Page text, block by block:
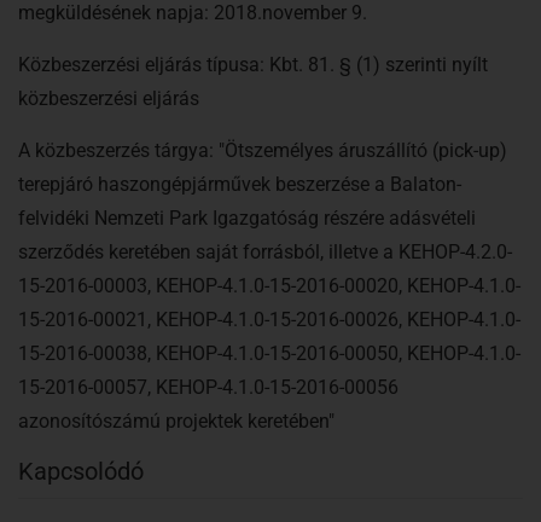
megküldésének napja: 2018.november 9.
Közbeszerzési eljárás típusa: Kbt. 81. § (1) szerinti nyílt
közbeszerzési eljárás
A közbeszerzés tárgya: "Ötszemélyes áruszállító (pick-up)
terepjáró haszongépjárművek beszerzése a Balaton-
felvidéki Nemzeti Park Igazgatóság részére adásvételi
szerződés keretében saját forrásból, illetve a KEHOP-4.2.0-
15-2016-00003, KEHOP-4.1.0-15-2016-00020, KEHOP-4.1.0-
15-2016-00021, KEHOP-4.1.0-15-2016-00026, KEHOP-4.1.0-
15-2016-00038, KEHOP-4.1.0-15-2016-00050, KEHOP-4.1.0-
15-2016-00057, KEHOP-4.1.0-15-2016-00056
azonosítószámú projektek keretében"
Kapcsolódó